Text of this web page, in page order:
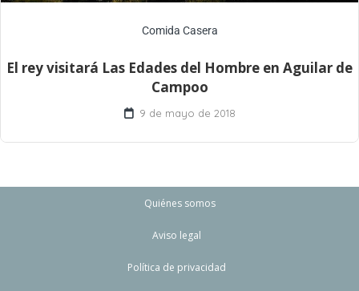
Comida Casera
El rey visitará Las Edades del Hombre en Aguilar de
Campoo
9 de mayo de 2018
Quiénes somos
Aviso legal
Política de privacidad